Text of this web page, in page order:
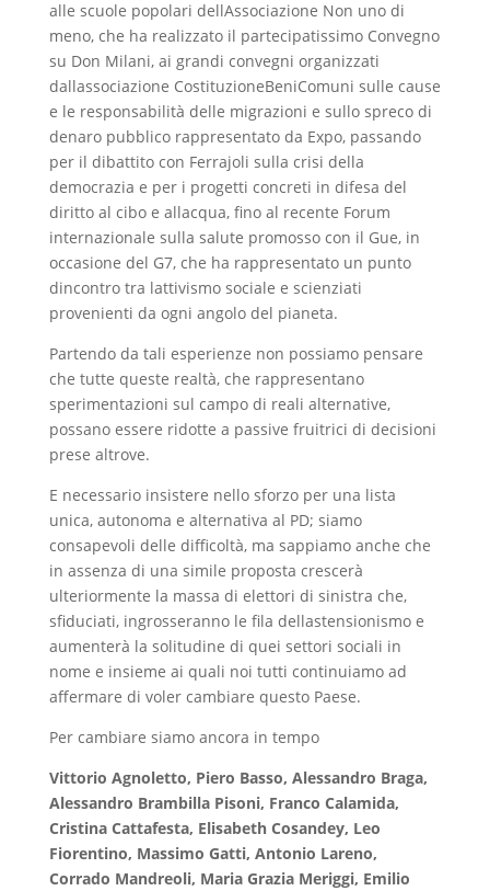
alle scuole popolari dellAssociazione Non uno di
meno, che ha realizzato il partecipatissimo Convegno
su Don Milani, ai grandi convegni organizzati
dallassociazione CostituzioneBeniComuni sulle cause
e le responsabilità delle migrazioni e sullo spreco di
denaro pubblico rappresentato da Expo, passando
per il dibattito con Ferrajoli sulla crisi della
democrazia e per i progetti concreti in difesa del
diritto al cibo e allacqua, fino al recente Forum
internazionale sulla salute promosso con il Gue, in
occasione del G7, che ha rappresentato un punto
dincontro tra lattivismo sociale e scienziati
provenienti da ogni angolo del pianeta.
Partendo da tali esperienze non possiamo pensare
che tutte queste realtà, che rappresentano
sperimentazioni sul campo di reali alternative,
possano essere ridotte a passive fruitrici di decisioni
prese altrove.
E necessario insistere nello sforzo per una lista
unica, autonoma e alternativa al PD; siamo
consapevoli delle difficoltà, ma sappiamo anche che
in assenza di una simile proposta crescerà
ulteriormente la massa di elettori di sinistra che,
sfiduciati, ingrosseranno le fila dellastensionismo e
aumenterà la solitudine di quei settori sociali in
nome e insieme ai quali noi tutti continuiamo ad
affermare di voler cambiare questo Paese.
Per cambiare siamo ancora in tempo
Vittorio Agnoletto, Piero Basso, Alessandro Braga,
Alessandro Brambilla Pisoni, Franco Calamida,
Cristina Cattafesta, Elisabeth Cosandey, Leo
Fiorentino, Massimo Gatti, Antonio Lareno,
Corrado Mandreoli, Maria Grazia Meriggi, Emilio